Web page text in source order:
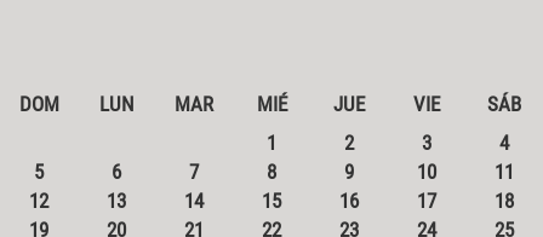
DOM LUN MAR MIÉ JUE VIE
SÁB
1
2 3
4
5
6 7 8 9 10
11
12
13 14 15 16 17
18
19
20 21 22 23 24
25